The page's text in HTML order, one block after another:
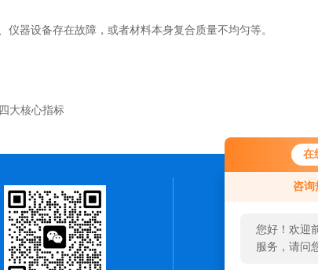
在
咨询
您好！欢迎
服务，请问
器设备存在故障，或者材料本身复合质量不均匀等。
大核心指标